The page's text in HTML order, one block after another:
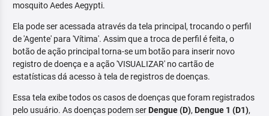
mosquito Aedes Aegypti.
Ela pode ser acessada através da tela principal, trocando o perfil
de 'Agente' para 'Vítima'. Assim que a troca de perfil é feita, o
botão de ação principal torna-se um botão para inserir novo
registro de doença e a ação 'VISUALIZAR' no cartão de
estatísticas dá acesso à tela de registros de doenças.
Essa tela exibe todos os casos de doenças que foram registrados
pelo usuário. As doenças podem serDengue (D), Dengue 1 (D1),